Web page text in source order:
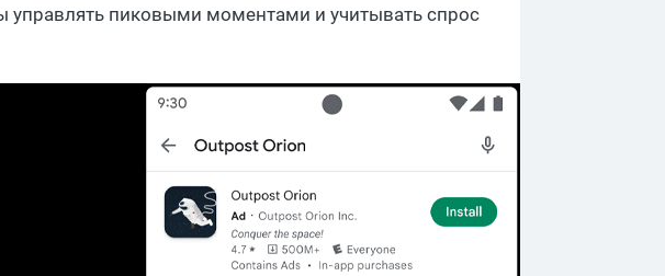
управлять пиковыми моментами и учитывать спрос